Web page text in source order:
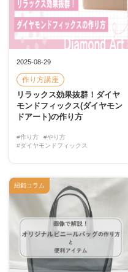
2025-08-29
作り方講座
リラックス効果抜群！ダイヤ
モンドフィックス(ダイヤモン
ドアート)の作り方
#作り方
#やり方
#ダイヤモンドフィックス
紐釦コラム